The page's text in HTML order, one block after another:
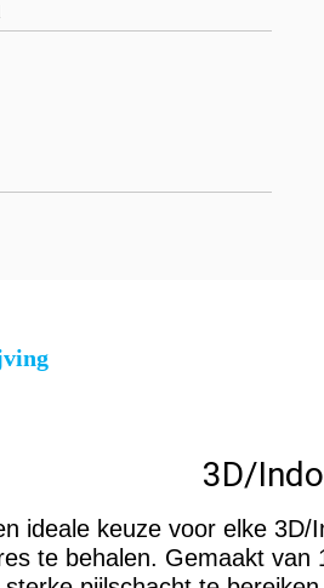
3D/
ideale keuze voor elke
te behalen. Gemaakt van